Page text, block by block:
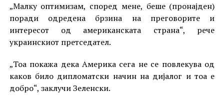
„Малку оптимизам, според мене, беше (пронајден)
поради одредена брзина на преговорите и
интересот од американската страна“, рече
украинскиот претседател.
„Тоа покажа дека Америка сега не се повлекува од
каков било дипломатски начин на дијалог и тоа е
добро“, заклучи Зеленски.